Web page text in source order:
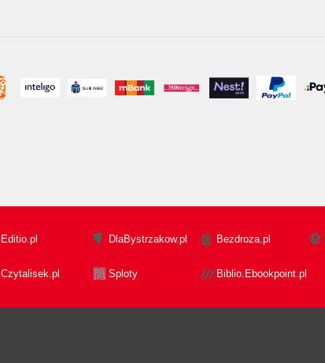
Editio.pl DlaBystrzakow.pl Bezdroza.pl
Czytalisek.pl Sploty Biblio.Ebookpoint.pl